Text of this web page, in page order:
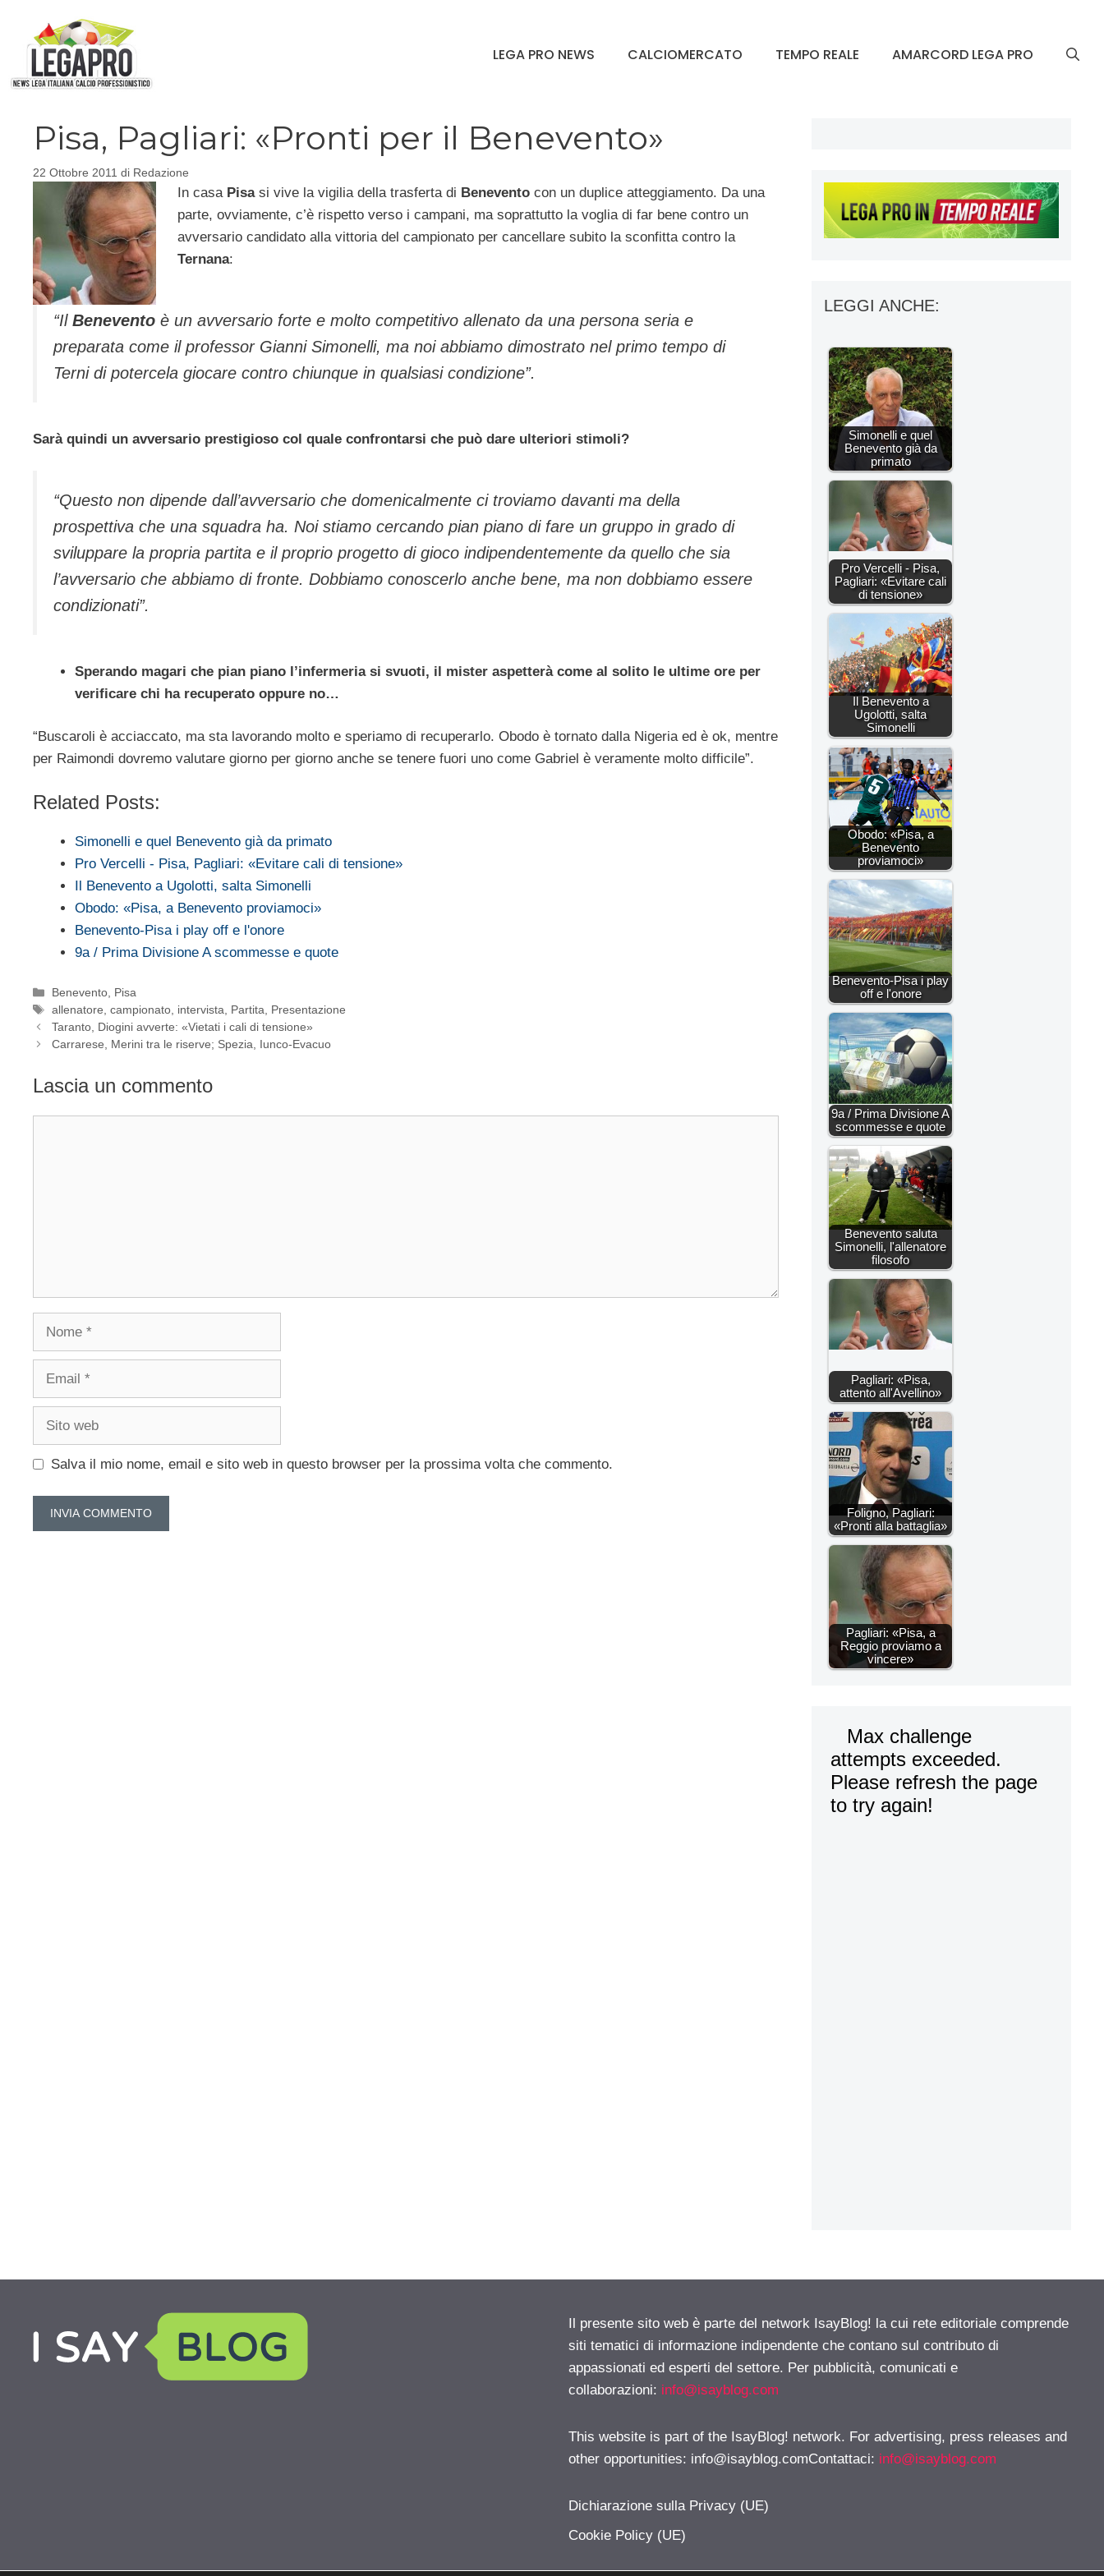
contenuto
LEGA PRO NEWS CALCIOMERCATO TEMPO REALE AMARCORD LEGA PRO
Pisa, Pagliari: «Pronti per il Benevento»
22 Ottobre 2011 di Redazione
In casa Pisasi vive la vigilia della trasferta di Beneventocon un duplice atteggiamento. Da una
parte, ovviamente, c’è rispetto verso i campani, ma soprattutto la voglia di far bene contro un
avversario candidato alla vittoria del campionato per cancellare subito la sconfitta contro la
Ternana:
“Il Benevento è un avversario forte e molto competitivo allenato da una persona seria e
preparata come il professor Gianni Simonelli, ma noi abbiamo dimostrato nel primo tempo di
Terni di potercela giocare contro chiunque in qualsiasi condizione”.
Sarà quindi un avversario prestigioso col quale confrontarsi che può dare ulteriori stimoli?
“Questo non dipende dall’avversario che domenicalmente ci troviamo davanti ma della
prospettiva che una squadra ha. Noi stiamo cercando pian piano di fare un gruppo in grado di
sviluppare la propria partita e il proprio progetto di gioco indipendentemente da quello che sia
l’avversario che abbiamo di fronte. Dobbiamo conoscerlo anche bene, ma non dobbiamo essere
condizionati”.
Sperando magari che pian piano l’infermeria si svuoti, il mister aspetterà come al solito le ultime ore per
verificare chi ha recuperato oppure no…
“Buscaroli è acciaccato, ma sta lavorando molto e speriamo di recuperarlo. Obodo è tornato dalla Nigeria ed è ok, mentre
per Raimondi dovremo valutare giorno per giorno anche se tenere fuori uno come Gabriel è veramente molto difficile”.
Related Posts:
Simonelli e quel Benevento già da primato
Pro Vercelli - Pisa, Pagliari: «Evitare cali di tensione»
Il Benevento a Ugolotti, salta Simonelli
Obodo: «Pisa, a Benevento proviamoci»
Benevento-Pisa i play off e l'onore
9a / Prima Divisione A scommesse e quote
Categorie
Benevento, Pisa
Tag
allenatore,campionato, intervista, Partita, Presentazione
Taranto, Diogini avverte: «Vietati i cali di tensione»
Carrarese, Merini tra le riserve; Spezia, Iunco-Evacuo
Lascia un commento
Salva il mio nome, email e sito web in questo browser per la prossima volta che commento.
LEGGI ANCHE:
Simonelli e quel
Benevento già da
primato
Pro Vercelli - Pisa,
Pagliari: «Evitare cali
di tensione»
Il Benevento a
Ugolotti, salta
Simonelli
Obodo: «Pisa, a
Benevento
proviamoci»
Benevento-Pisa i play
off e l'onore
9a / Prima Divisione A
scommesse e quote
Benevento saluta
Simonelli, l'allenatore
filosofo
Pagliari: «Pisa,
attento all'Avellino»
Foligno, Pagliari:
«Pronti alla battaglia»
Pagliari: «Pisa, a
Reggio proviamo a
vincere»
Il presente sito web è parte del network IsayBlog! la cui rete editoriale comprende
siti tematici di informazione indipendente che contano sul contributo di
appassionati ed esperti del settore. Per pubblicità, comunicati e
collaborazioni: info@isayblog.com
This website is part of the IsayBlog! network. For advertising, press releases and
other opportunities: info@isayblog.comContattaci: info@isayblog.com
Dichiarazione sulla Privacy (UE)
Cookie Policy (UE)